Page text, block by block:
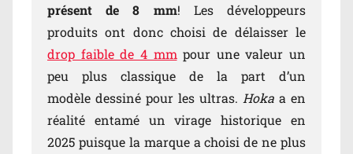
présent de 8 mm! Les développeurs
produits ont donc choisi de délaisser le
drop faible de 4 mm pour une valeur un
peu plus classique de la part d’un
modèle dessiné pour les ultras. Hoka a en
réalité entamé un virage historique en
2025 puisque la marque a choisi de ne plus